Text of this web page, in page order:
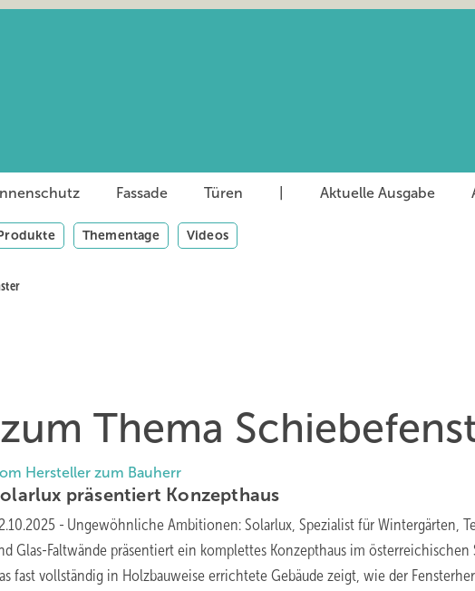
Fassade Türen Aktuelle Ausgabe
Thementage Videos
Thema
Hersteller zum Bauherr
präsentiert Konzepthaus
- Ungewöhnliche Ambitionen: Solarlux, Spezialist für Wintergärten,
Glas-Faltwände präsentiert ein komplettes Konzepthaus im österreichischen
fast vollständig in Holzbauweise errichtete Gebäude zeigt, wie der